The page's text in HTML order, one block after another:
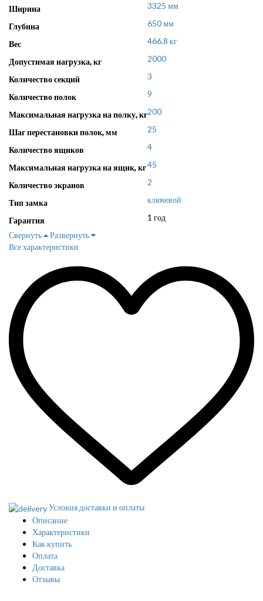
Ширина 3325 мм
Глубина 650 мм
Вес 466,8 кг
Допустимая нагрузка, кг 2000
Количество секций 3
Количество полок 9
Максимальная нагрузка на полку, кг200
Шаг перестановки полок, мм 25
Количество ящиков 4
Максимальная нагрузка на ящик, кг45
Количество экранов 2
Тип замка ключевой
Гарантия
1 год
Свернуть
Развернуть
Все характеристики
Условия доставки и оплаты
Описание
Характеристики
Как купить
Оплата
Доставка
Отзывы